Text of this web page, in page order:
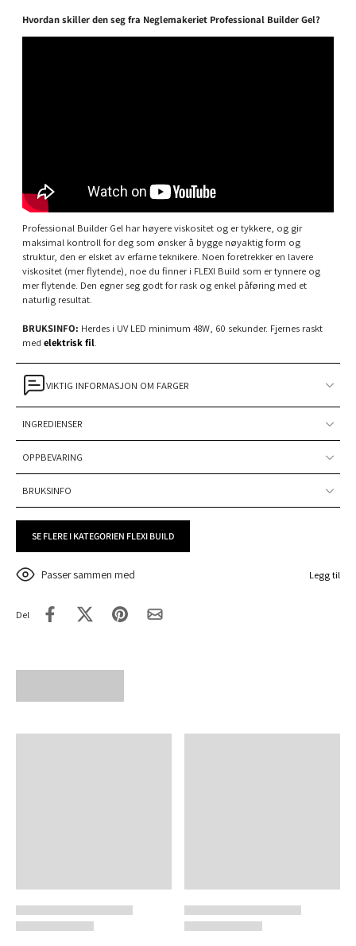
Hvordan skiller den seg fra Neglemakeriet Professional Builder Gel?
Professional Builder Gel har høyere viskositet og er tykkere, og gir
maksimal kontroll for deg som ønsker å bygge nøyaktig form og
struktur, den er elsket av erfarne teknikere. Noen foretrekker en lavere
viskositet (mer flytende), noe du finner i FLEXI Build som er tynnere og
mer flytende. Den egner seg godt for rask og enkel påføring med et
naturlig resultat.
BRUKSINFO: Herdes i UV LED minimum 48W, 60 sekunder. Fjernes raskt
med elektrisk fil.
VIKTIG INFORMASJON OM FARGER
INGREDIENSER
OPPBEVARING
BRUKSINFO
SE FLERE I KATEGORIEN FLEXI BUILD
Passer sammen med Legg til
Del